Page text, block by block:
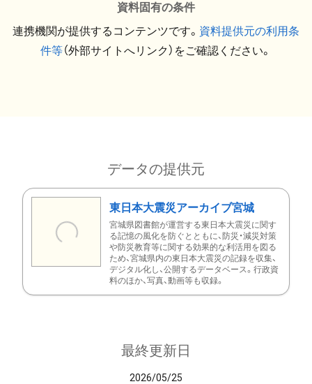
資料固有の条件
連携機関が提供するコンテンツです。 資料提供元の利用条
件等（外部サイトへリンク）をご確認ください。
データの提供元
東日本大震災アーカイブ宮城
宮城県図書館が運営する東日本大震災に関す
る記憶の風化を防ぐとともに、防災・減災対策
や防災教育等に関する効果的な利活用を図る
ため、宮城県内の東日本大震災の記録を収集、
デジタル化し、公開するデータベース。行政資
料のほか、写真、動画等も収録。
最終更新日
2026/05/25